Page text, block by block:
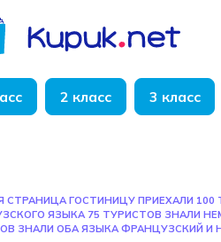
2 класс 3 класс
СТРАНИЦА ГОСТИНИЦУ ПРИЕХАЛИ 100
ЯЗЫКА 75 ТУРИСТОВ ЗНАЛИ
ЗНАЛИ ОБА ЯЗЫКА ФРАНЦУЗСКИЙ И